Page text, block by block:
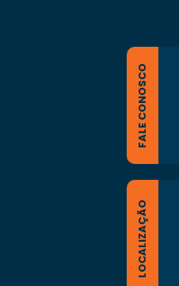
FALE CONOSCO
LOCALIZAÇÃO